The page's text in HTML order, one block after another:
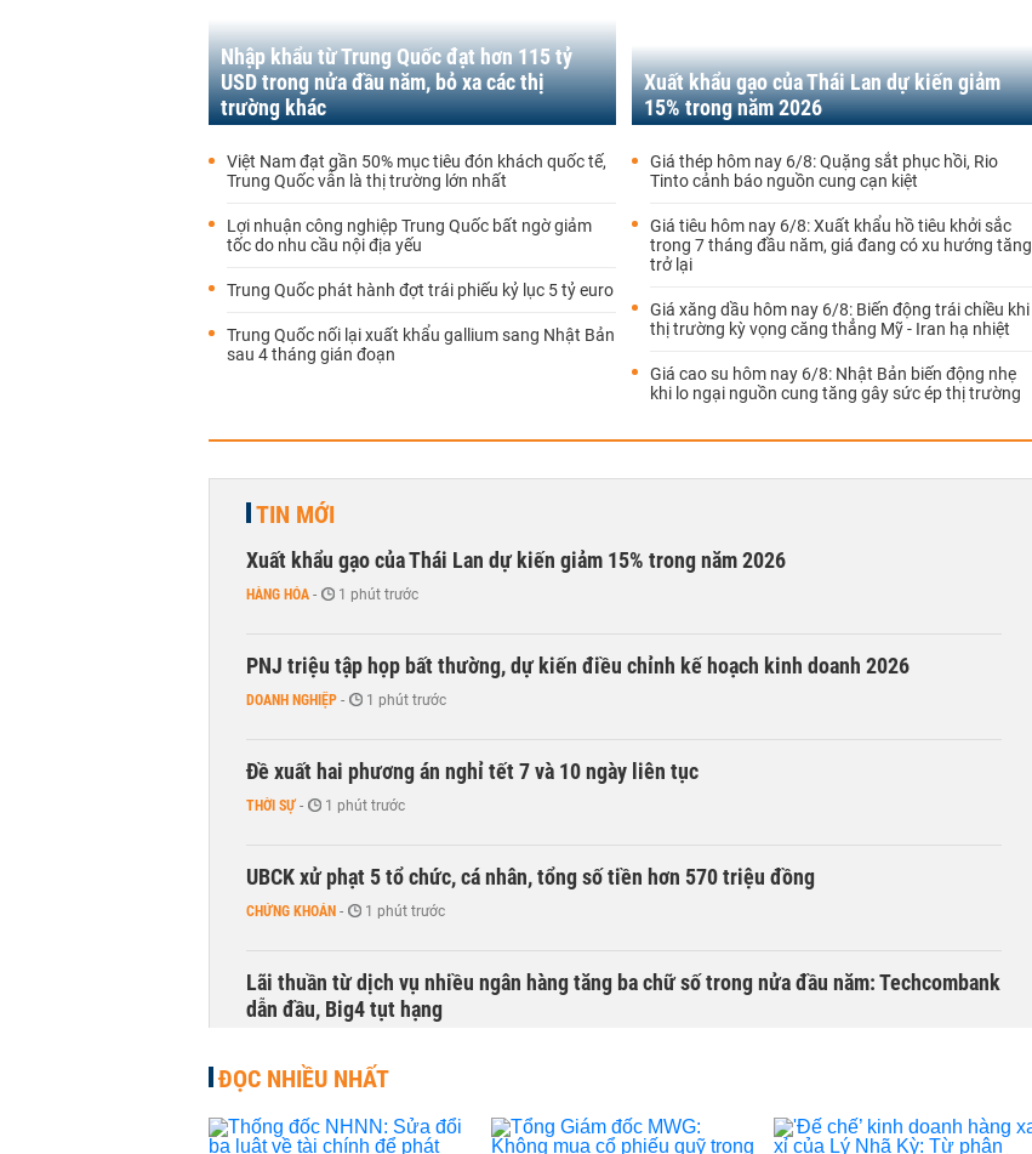
Nhập khẩu từ Trung Quốc đạt hơn 115 tỷ
USD trong nửa đầu năm, bỏ xa các thị
trường khác
Việt Nam đạt gần 50% mục tiêu đón khách quốc tế,
Trung Quốc vẫn là thị trường lớn nhất
Lợi nhuận công nghiệp Trung Quốc bất ngờ giảm
tốc do nhu cầu nội địa yếu
Trung Quốc phát hành đợt trái phiếu kỷ lục 5 tỷ euro
Trung Quốc nối lại xuất khẩu gallium sang Nhật Bản
sau 4 tháng gián đoạn
Xuất khẩu gạo của Thái Lan dự kiến giảm
15% trong năm 2026
Giá thép hôm nay 6/8: Quặng sắt phục hồi, Rio
Tinto cảnh báo nguồn cung cạn kiệt
Giá tiêu hôm nay 6/8: Xuất khẩu hồ tiêu khởi sắc
trong 7 tháng đầu năm, giá đang có xu hướng tăng
trở lại
Giá xăng dầu hôm nay 6/8: Biến động trái chiều khi
thị trường kỳ vọng căng thẳng Mỹ - Iran hạ nhiệt
Giá cao su hôm nay 6/8: Nhật Bản biến động nhẹ
khi lo ngại nguồn cung tăng gây sức ép thị trường
TIN MỚI
Xuất khẩu gạo của Thái Lan dự kiến giảm 15% trong năm 2026
HÀNG HÓA - 1 phút trước
PNJ triệu tập họp bất thường, dự kiến điều chỉnh kế hoạch kinh doanh 2026
DOANH NGHIỆP - 1 phút trước
Đề xuất hai phương án nghỉ tết 7 và 10 ngày liên tục
THỜI SỰ - 1 phút trước
UBCK xử phạt 5 tổ chức, cá nhân, tổng số tiền hơn 570 triệu đồng
CHỨNG KHOÁN - 1 phút trước
Lãi thuần từ dịch vụ nhiều ngân hàng tăng ba chữ số trong nửa đầu năm: Techcombank
dẫn đầu, Big4 tụt hạng
ĐỌC NHIỀU NHẤT